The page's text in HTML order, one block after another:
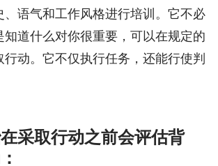
、语气和工作风格进行培训。它不必
知道什么对你很重要，可以在规定的
动。它不仅执行任务，还能行使判
采取行动之前会评估背